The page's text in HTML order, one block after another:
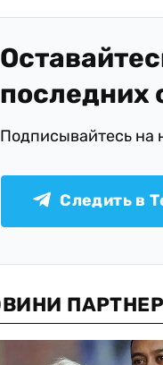
последних
Подписывайтесь на
Следить в